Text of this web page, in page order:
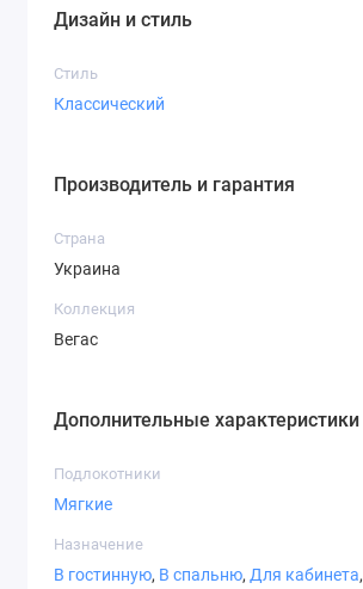
Дизайн и стиль
Стиль
Классический
Производитель и гарантия
Страна
Украина
Коллекция
Вегас
Дополнительные характеристики
Подлокотники
Мягкие
Назначение
В гостинную, В спальню, Для кабинета,